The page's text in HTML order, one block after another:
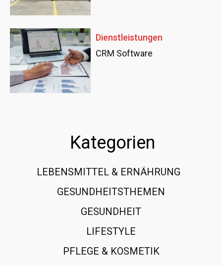
Dienstleistungen
CRM Software
Kategorien
LEBENSMITTEL & ERNÄHRUNG
GESUNDHEITSTHEMEN
GESUNDHEIT
LIFESTYLE
PFLEGE & KOSMETIK